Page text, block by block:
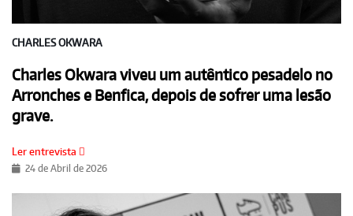
CHARLES OKWARA
Charles Okwara viveu um autêntico pesadelo no
Arronches e Benfica, depois de sofrer uma lesão
grave.
Ler entrevista
24 de Abril de 2026